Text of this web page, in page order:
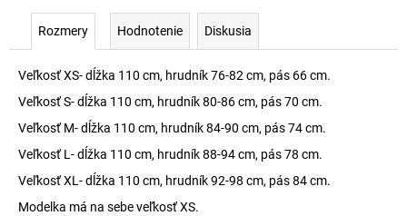
Rozmery Hodnotenie Diskusia
Veľkosť XS- dĺžka 110 cm, hrudník 76-82 cm, pás 66 cm.
Veľkosť S- dĺžka 110 cm, hrudník 80-86 cm, pás 70 cm.
Veľkosť M- dĺžka 110 cm, hrudník 84-90 cm, pás 74 cm.
Veľkosť L- dĺžka 110 cm, hrudník 88-94 cm, pás 78 cm.
Veľkosť XL- dĺžka 110 cm, hrudník 92-98 cm, pás 84 cm.
Modelka má na sebe veľkosť XS.